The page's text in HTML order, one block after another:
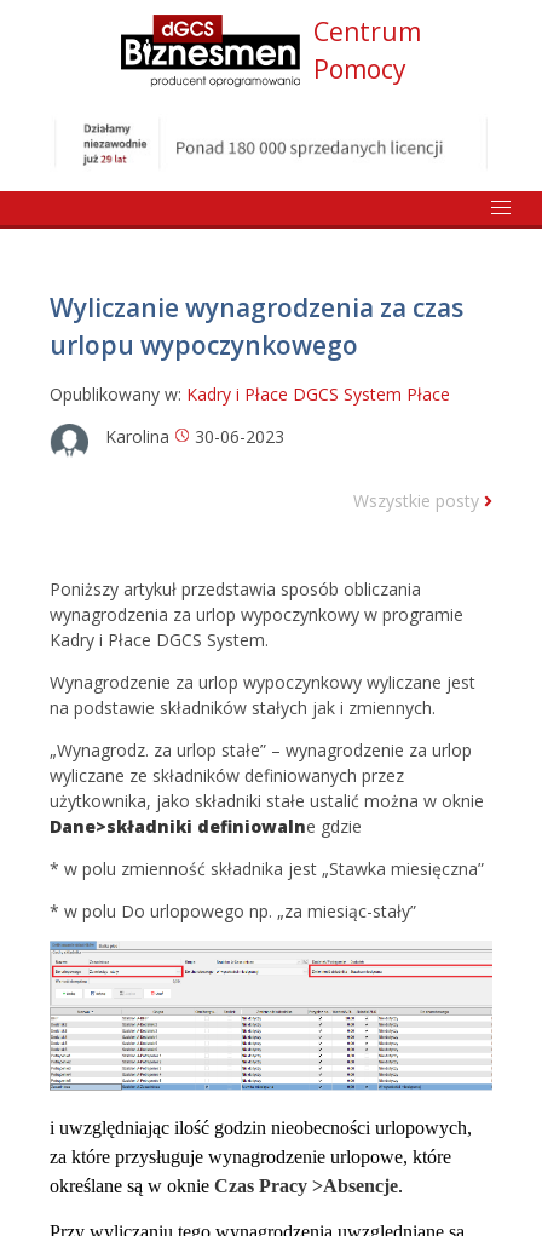
Centrum
Pomocy
Wyliczanie wynagrodzenia za czas
urlopu wypoczynkowego
Opublikowany w: Kadry i Płace DGCS System Płace
Karolina
30-06-2023
Wszystkie posty
Poniższy artykuł przedstawia sposób obliczania
wynagrodzenia za urlop wypoczynkowy w programie
Kadry i Płace DGCS System.
Wynagrodzenie za urlop wypoczynkowy wyliczane jest
na podstawie składników stałych jak i zmiennych.
„Wynagrodz. za urlop stałe” – wynagrodzenie za urlop
wyliczane ze składników definiowanych przez
użytkownika, jako składniki stałe ustalić można w oknie
Dane>składniki definiowalne gdzie
* w polu zmienność składnika jest „Stawka miesięczna”
* w polu Do urlopowego np. „za miesiąc-stały”
i uwzględniając ilość godzin nieobecności urlopowych,
za które przysługuje wynagrodzenie urlopowe, które
określane są w oknie Czas Pracy >Absencje.
Przy wyliczaniu tego wynagrodzenia uwzględniane są